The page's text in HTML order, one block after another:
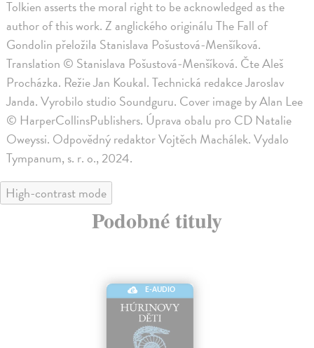
Tolkien asserts the moral right to be acknowledged as the
author of this work. Z anglického originálu The Fall of
Gondolin přeložila Stanislava Pošustová-Menšíková.
Translation © Stanislava Pošustová-Menšíková. Čte Aleš
Procházka. Režie Jan Koukal. Technická redakce Jaroslav
Janda. Vyrobilo studio Soundguru. Cover image by Alan Lee
© HarperCollinsPublishers. Úprava obalu pro CD Natalie
Oweyssi. Odpovědný redaktor Vojtěch Machálek. Vydalo
Tympanum, s. r. o., 2024.
High-contrast mode
Podobné tituly
E-AUDIO